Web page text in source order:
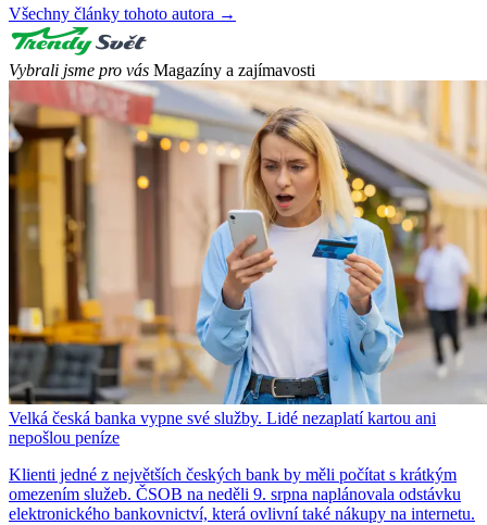
Všechny články tohoto autora →
Vybrali jsme pro vás Magazíny a zajímavosti
Velká česká banka vypne své služby. Lidé nezaplatí kartou ani
nepošlou peníze
Klienti jedné z největších českých bank by měli počítat s krátkým
omezením služeb. ČSOB na neděli 9. srpna naplánovala odstávku
elektronického bankovnictví, která ovlivní také nákupy na internetu.